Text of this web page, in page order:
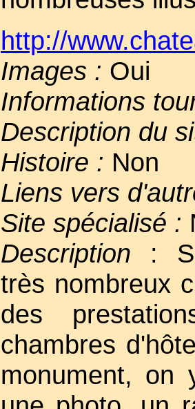
http://
Images : Oui
Informations
Description du
Histoire : Non
Liens vers
Site spécialisé :
Description :
très nombreux
des
chambres
monument, on